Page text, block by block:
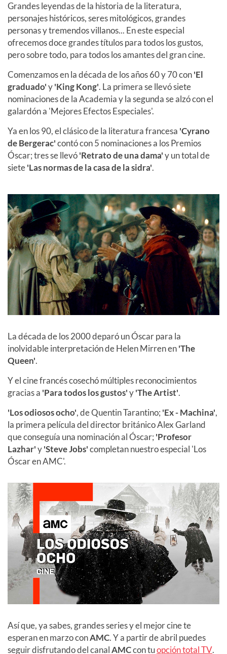
Grandes leyendas de la historia de la literatura,
personajes históricos, seres mitológicos, grandes
personas y tremendos villanos... En este especial
ofrecemos doce grandes títulos para todos los gustos,
pero sobre todo, para todos los amantes del gran cine.
Comenzamos en la década de los años 60 y 70 con'El
graduado'y'King Kong'. La primera se llevó siete
nominaciones de la Academia y la segunda se alzó con el
galardón a 'Mejores Efectos Especiales'.
Ya en los 90, el clásico de la literatura francesa 'Cyrano
de Bergerac'contó con 5 nominaciones a los Premios
Óscar; tres se llevó'Retrato de una dama'y un total de
siete'Las normas de la casa de la sidra'.
La década de los 2000 deparó un Óscar para la
inolvidable interpretación de Helen Mirren en'The
Queen'.
Y el cine francés cosechó múltiples reconocimientos
gracias a 'Para todos los gustos'y'The Artist'.
'Los odiosos ocho', de Quentin Tarantino;'Ex - Machina',
la primera película del director británico Alex Garland
que conseguía una nominación al Óscar;'Profesor
Lazhar'y'Steve Jobs'completan nuestro especial 'Los
Óscar en AMC'.
Así que, ya sabes, grandes series y el mejor cine te
esperan en marzo conAMC. Y a partir de abril puedes
seguir disfrutando del canalAMCcon tuopción total TV.